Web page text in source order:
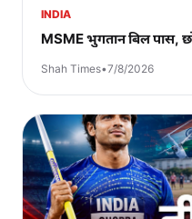
INDIA
MSME भुगतान बिल पास,
Shah Times•7/8/2026